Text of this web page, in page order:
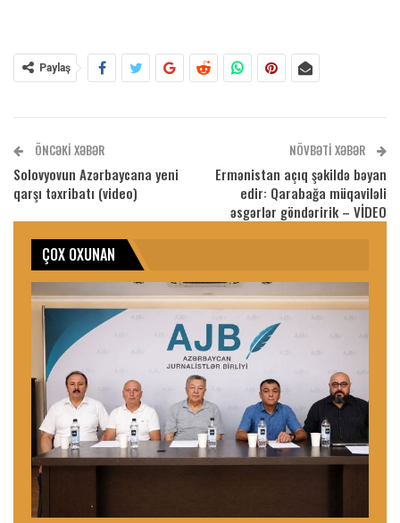
Paylaş
ÖNCƏKI XƏBƏR
Solovyovun Azərbaycana yeni
qarşı təxribatı (video)
NÖVBƏTI XƏBƏR
Ermənistan açıq şəkildə bəyan
edir: Qarabağa müqaviləli
əsgərlər göndəririk – VİDEO
ÇOX OXUNAN